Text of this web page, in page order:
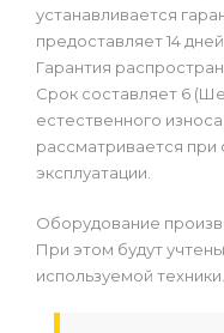
устанавливается
предоставляет 14
Гарантия
Срок составляет 6
естественного
рассматривается
эксплуатации.
Оборудование
При этом будут
используемой техники.